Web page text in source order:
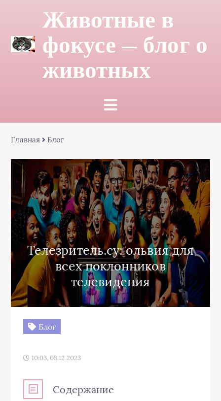
Животные в
фокусе — блог о
животных
Главная Блог
Телезритель.су: ольвия для
всех поклонников
телевидения
Блог
10:03, 08.12.2023
Содержание